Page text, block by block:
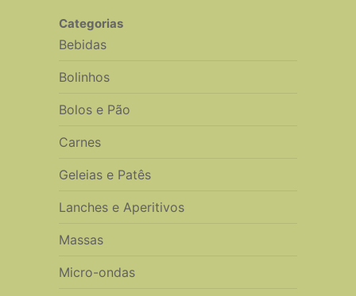
Categorias
Bebidas
Bolinhos
Bolos e Pão
Carnes
Geleias e Patês
Lanches e Aperitivos
Massas
Micro-ondas